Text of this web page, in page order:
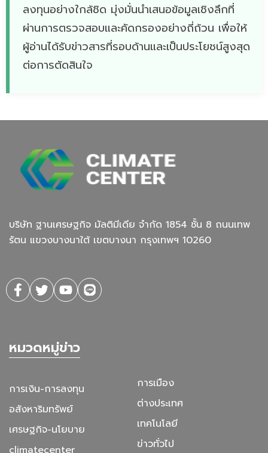
ลงทุนอย่างใกล้ชิด มุ่งมั่นนำเสนอข้อมูลเชิงลึกที่
ผ่านการตรวจสอบและคัดกรองอย่างถี่ถ้วน เพื่อให้
ผู้อ่านได้รับข่าวสารที่รอบด้านและเป็นประโยชน์สูงสุด
ต่อการตัดสินใจ
บริษัท ฐานเศรษฐกิจ มัลติมีเดีย จํากัด 1854 ชั้น 8 ถนนเทพ
รัตน แขวงบางนาใต้ เขตบางนา กรุงเทพฯ 10260
หมวดหมู่ข่าว
การเงิน-การลงทุน
อสังหาริมทรัพย์
เศรษฐกิจ-นโยบาย
climatecenter
การเมือง
ต่างประเทศ
เทคโนโลยี
ข่าวทั่วไป